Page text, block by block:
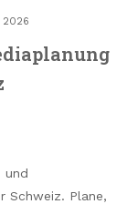
2026
und
Schweiz. Plane,